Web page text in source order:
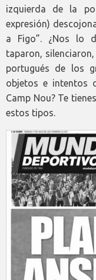
izquierda de la
expresión)
a Figo”. ¿Nos lo
taparon,
portugués de los
objetos e intentos
Camp Nou? Te
estos tipos.